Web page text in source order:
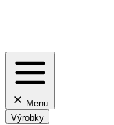
Menu
Výrobky